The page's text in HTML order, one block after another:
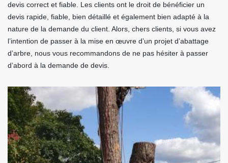
devis correct et fiable. Les clients ont le droit de bénéficier un
devis rapide, fiable, bien détaillé et également bien adapté à la
nature de la demande du client. Alors, chers clients, si vous avez
l’intention de passer à la mise en œuvre d’un projet d’abattage
d’arbre, nous vous recommandons de ne pas hésiter à passer
d’abord à la demande de devis.